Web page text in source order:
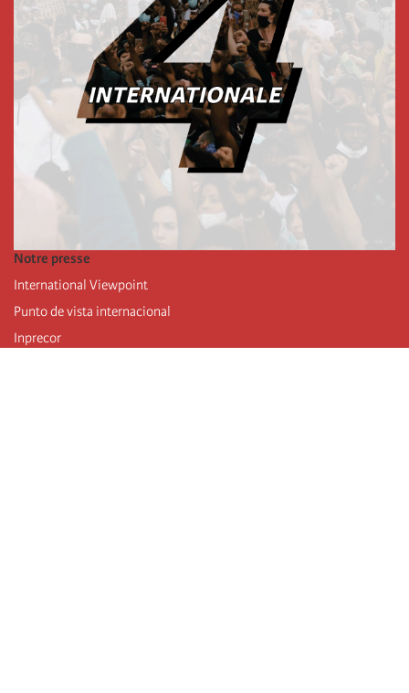
Notre presse
International Viewpoint
Punto de vista internacional
Inprecor